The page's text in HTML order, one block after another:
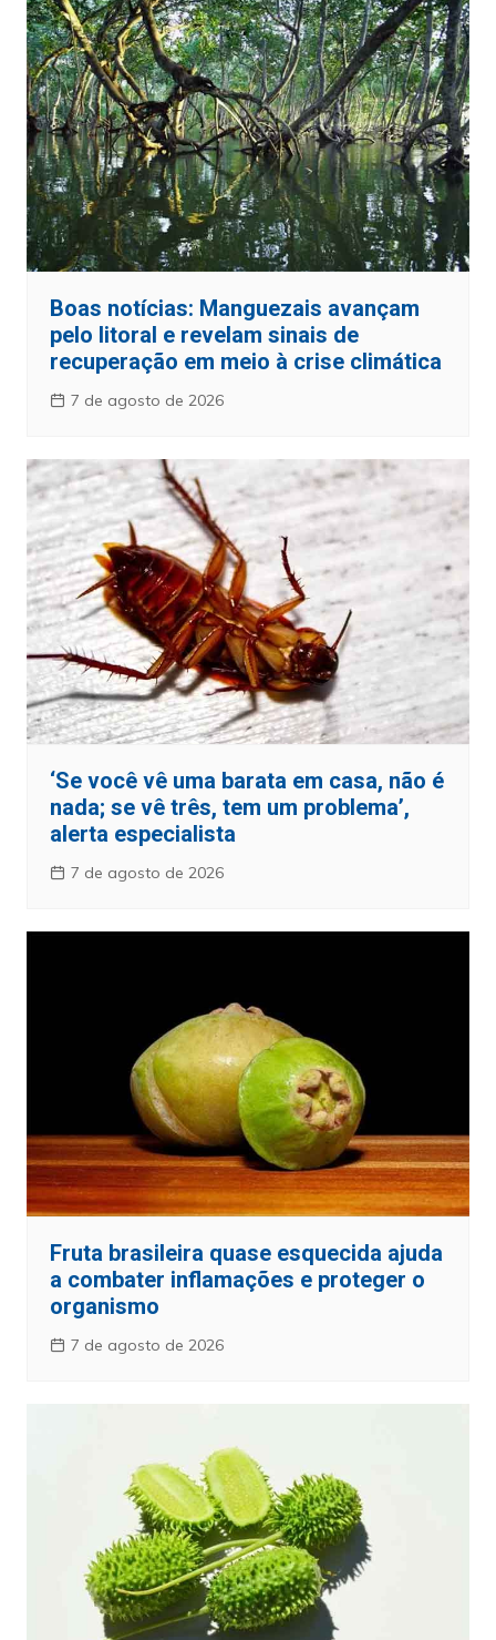
Boas notícias: Manguezais avançam
pelo litoral e revelam sinais de
recuperação em meio à crise climática
7 de agosto de 2026
‘Se você vê uma barata em casa, não é
nada; se vê três, tem um problema’,
alerta especialista
7 de agosto de 2026
Fruta brasileira quase esquecida ajuda
a combater inflamações e proteger o
organismo
7 de agosto de 2026